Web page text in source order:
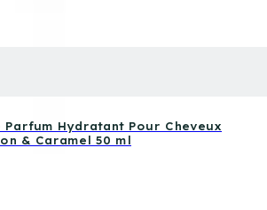
Hydratant Pour Cheveux
& Caramel 50 ml